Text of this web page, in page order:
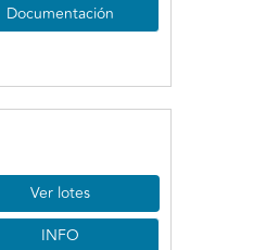
Documentación
Ver lotes
INFO